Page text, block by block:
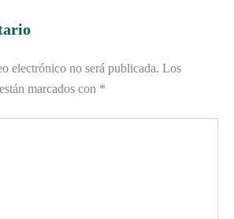
electrónico no será publicada. Los
marcados con *